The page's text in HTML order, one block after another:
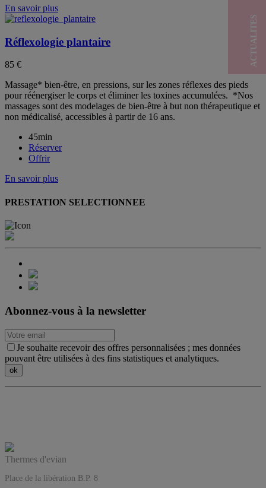
En savoir plus
Réflexologie plantaire
85 €
Massage* bien-être, en pressions, sur les zones réflexes des pieds
pour réénergiser le corps et éliminer les toxines accumulées. *Nos
massages sont des modelages de bien-être à but non thérapeutique et
non médicalisé, accessibles à partir de 16 ans.
45min
Réserver
Offrir
En savoir plus
PRESTATION SELECTIONNEE
Abonnez-vous à la newsletter
Je souhaite recevoir des offres personnalisées ; mes données
pouvant être utilisées à des fins statistiques et analytiques.
Thermes d'evian
Place de la libération B.P. 8
ACTUALITES